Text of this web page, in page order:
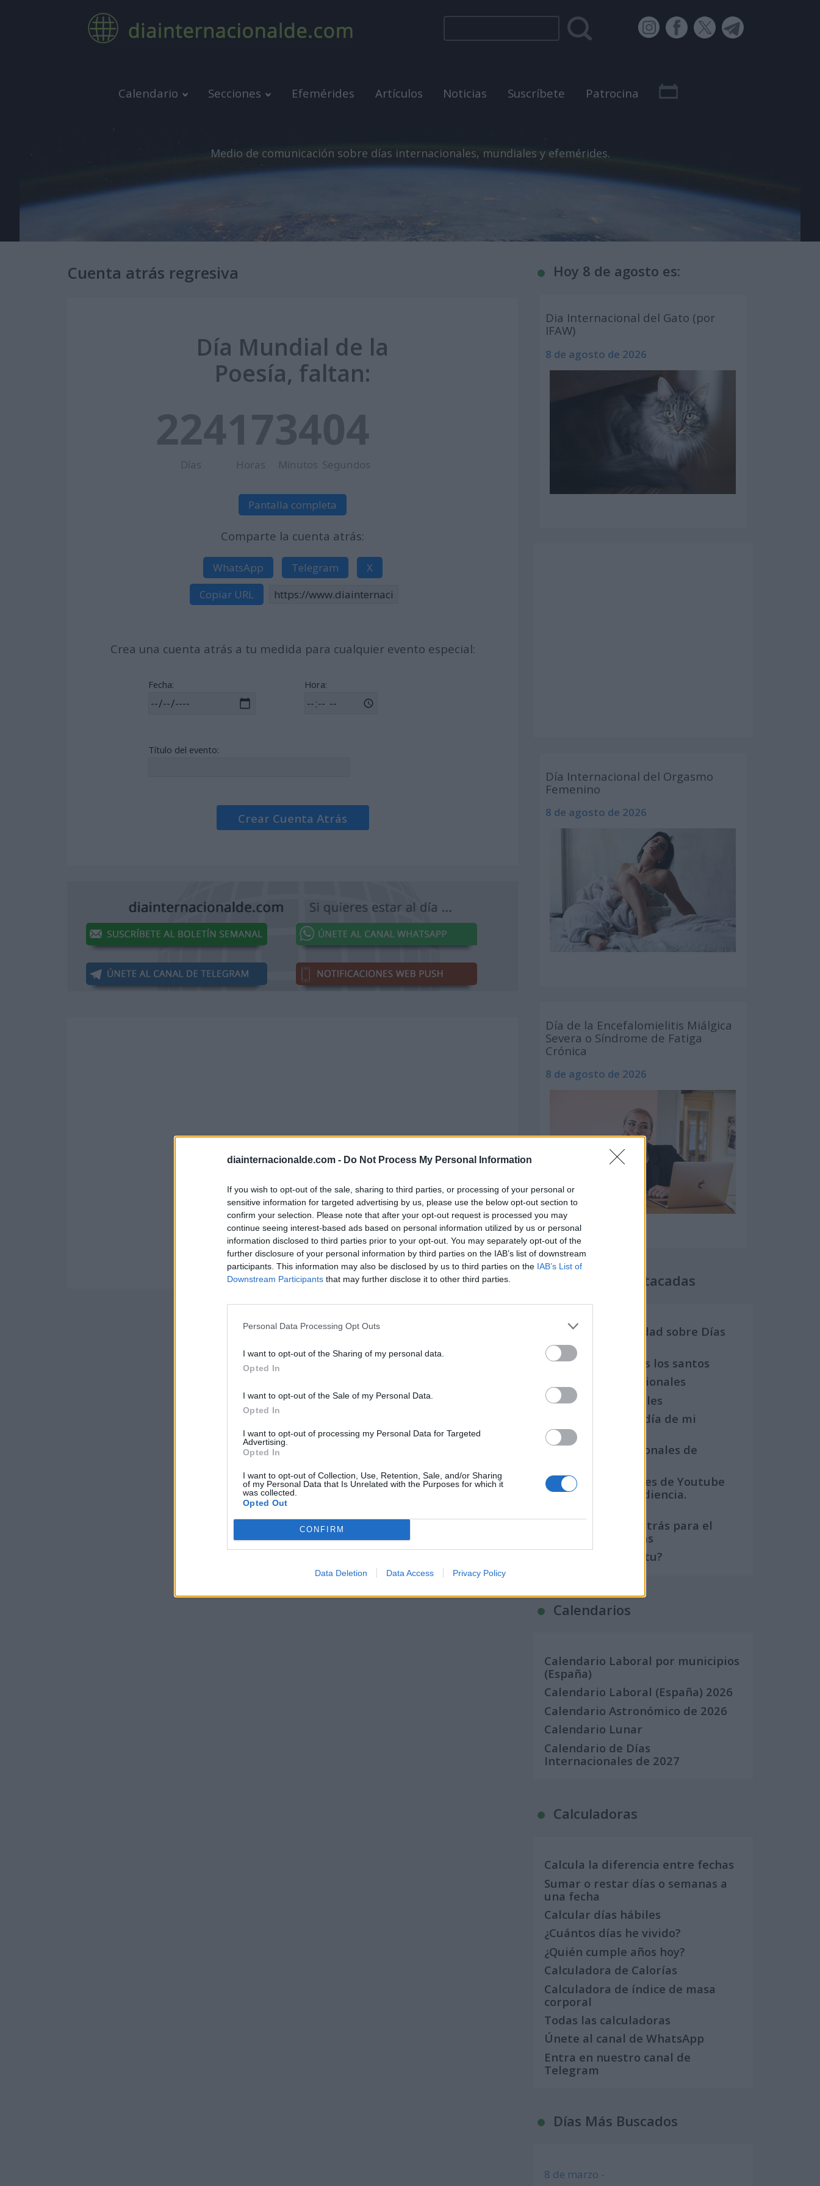
diainternacionalde.com - Do Not Process My Personal Information
If you wish to opt-out of the sale, sharing to third parties, or processing of your personal or
sensitive information for targeted advertising by us, please use the below opt-out section to
confirm your selection. Please note that after your opt-out request is processed you may
continue seeing interest-based ads based on personal information utilized by us or personal
information disclosed to third parties prior to your opt-out. You may separately opt-out of the
further disclosure of your personal information by third parties on the IAB’s list of downstream
participants. This information may also be disclosed by us to third parties on the IAB’s List of
Downstream Participants that may further disclose it to other third parties.
Personal Data Processing Opt Outs
I want to opt-out of the Sharing of my personal data.
Opted In
I want to opt-out of the Sale of my Personal Data.
Opted In
I want to opt-out of processing my Personal Data for Targeted
Advertising.
Opted In
I want to opt-out of Collection, Use, Retention, Sale, and/or Sharing
of my Personal Data that Is Unrelated with the Purposes for which it
was collected.
Opted Out
CONFIRM
Data Deletion Data Access Privacy Policy
Calendario Secciones Efemérides Artículos Noticias Suscríbete Patrocina
Medio de comunicación sobre días internacionales, mundiales y efemérides.
Cuenta atrás regresiva
Día Mundial de la
Poesía, faltan:
224
Días
17
Horas
34
Minutos
03
Segundos
Pantalla completa
Comparte la cuenta atrás:
WhatsApp Telegram
X
Copiar URL
Crea una cuenta atrás a tu medida para cualquier evento especial:
Fecha: Hora:
Título del evento:
Crear Cuenta Atrás
Hoy 8 de agosto es:
Dia Internacional del Gato (por
IFAW)
8 de agosto de 2026
Día Internacional del Orgasmo
Femenino
8 de agosto de 2026
Día de la Encefalomielitis Miálgica
Severa o Síndrome de Fatiga
Crónica
8 de agosto de 2026
Secciones destacadas
Noticias y actualidad sobre Días
Internacionales
Onomástica. Todos los santos
Semanas Internacionales
Años Internacionales
Qué se celebra el día de mi
cumpleaños
Eventos internacionales de
Los mejores canales de Youtube
según nuestra audiencia.
Crea una cuenta atrás para el
evento que quieras
¿Qué día crearías tu?
Calendarios
Calendario Laboral por municipios
(España)
Calendario Laboral (España) 2026
Calendario Astronómico de 2026
Calendario Lunar
Calendario de Días
Internacionales de 2027
Calculadoras
Calcula la diferencia entre fechas
Sumar o restar días o semanas a
una fecha
Calcular días hábiles
¿Cuántos días he vivido?
¿Quién cumple años hoy?
Calculadora de Calorías
Calculadora de índice de masa
corporal
Todas las calculadoras
Únete al canal de WhatsApp
Entra en nuestro canal de
Telegram
Días Más Buscados
8 de marzo -